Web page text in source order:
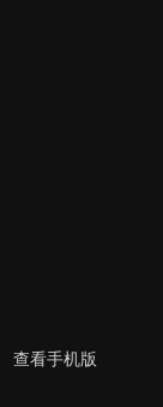
查看手机版